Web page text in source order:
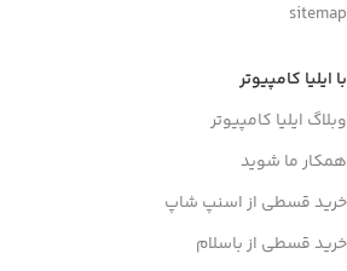
sitemap
با ایلیا کامپیوتر
وبلاگ ایلیا کامپیوتر
همکار ما شوید
خرید قسطی از اسنپ شاپ
خرید قسطی از باسلام